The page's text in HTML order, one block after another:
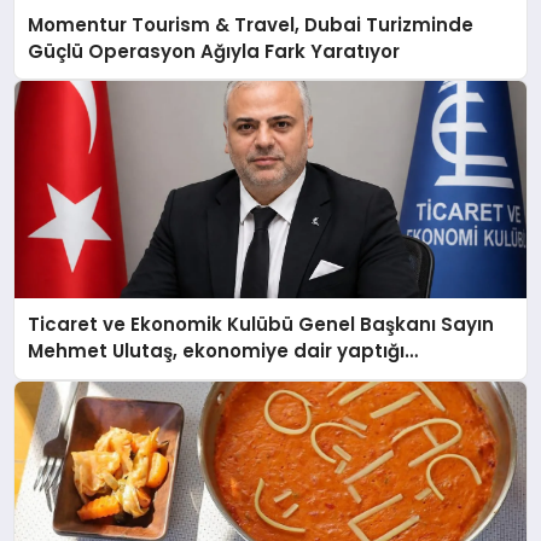
Momentur Tourism & Travel, Dubai Turizminde
Güçlü Operasyon Ağıyla Fark Yaratıyor
Ticaret ve Ekonomik Kulübü Genel Başkanı Sayın
Mehmet Ulutaş, ekonomiye dair yaptığı
açıklamada şunları kaydetti: